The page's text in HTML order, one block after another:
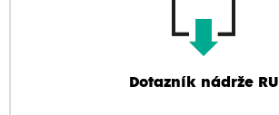
Dotazník nádrže RU